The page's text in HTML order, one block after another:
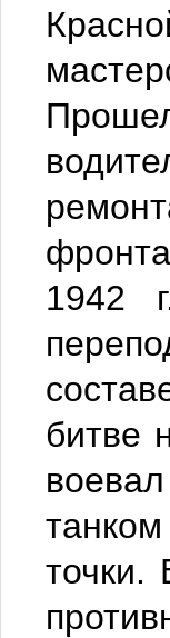
1942
битве
точки.